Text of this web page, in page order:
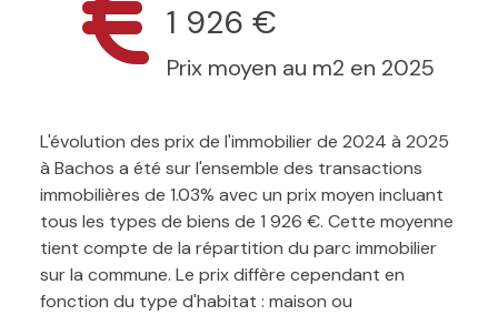
1 926 €
Prix moyen au m2 en 2025
L'évolution des prix de l'immobilier de 2024 à 2025
à Bachos a été sur l'ensemble des transactions
immobilières de 1.03% avec un prix moyen incluant
tous les types de biens de 1 926 €. Cette moyenne
tient compte de la répartition du parc immobilier
sur la commune. Le prix diffère cependant en
fonction du type d'habitat : maison ou